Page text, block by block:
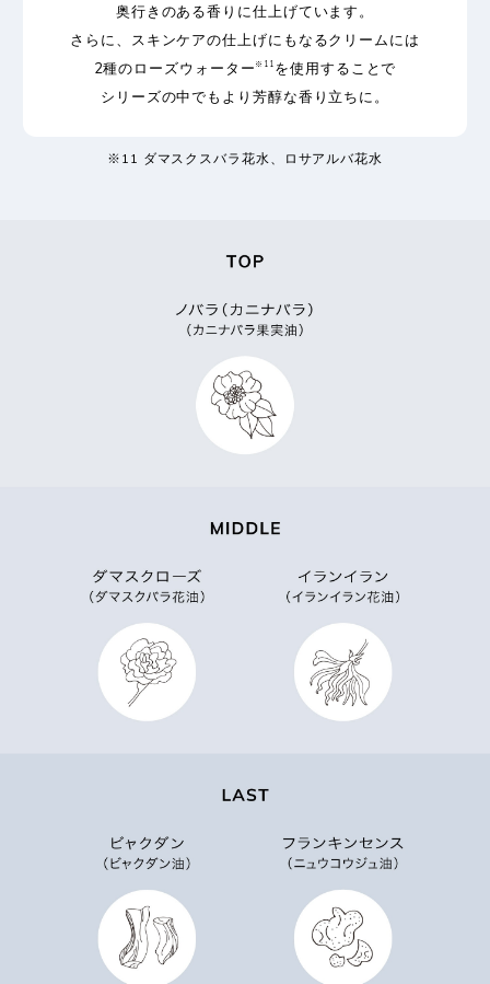
奥行きのある香りに仕上げています。
さらに、スキンケアの仕上げにもなるクリームには
2種のローズウォーター ※11 を使用することで
シリーズの中でもより芳醇な香り立ちに。
※11 ダマスクスバラ花水、ロサアルバ花水